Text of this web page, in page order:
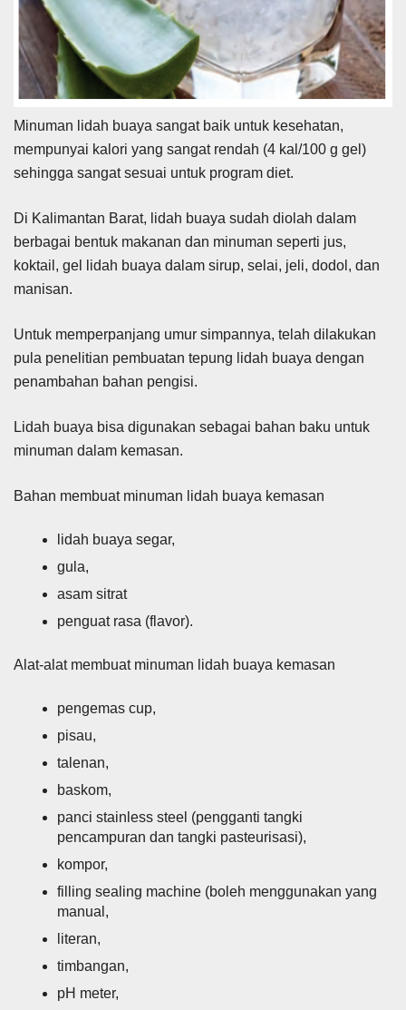
Minuman lidah buaya sangat baik untuk kesehatan,
mempunyai kalori yang sangat rendah (4 kal/100 g gel)
sehingga sangat sesuai untuk program diet.
Di Kalimantan Barat, lidah buaya sudah diolah dalam
berbagai bentuk makanan dan minuman seperti jus,
koktail, gel lidah buaya dalam sirup, selai, jeli, dodol, dan
manisan.
Untuk memperpanjang umur simpannya, telah dilakukan
pula penelitian pembuatan tepung lidah buaya dengan
penambahan bahan pengisi.
Lidah buaya bisa digunakan sebagai bahan baku untuk
minuman dalam kemasan.
Bahan membuat minuman lidah buaya kemasan
lidah buaya segar,
gula,
asam sitrat
penguat rasa (flavor).
Alat-alat membuat minuman lidah buaya kemasan
pengemas cup,
pisau,
talenan,
baskom,
panci stainless steel (pengganti tangki
pencampuran dan tangki pasteurisasi),
kompor,
filling sealing machine (boleh menggunakan yang
manual,
literan,
timbangan,
pH meter,